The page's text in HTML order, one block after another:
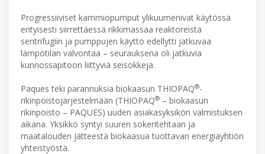
Progressiiviset kammiopumput ylikuumenivat käytössä
erityisesti siirrettäessä rikkimassaa reaktoreista
sentrifugiin ja pumppujen käyttö edellytti jatkuvaa
lämpötilan valvontaa – seurauksena oli jatkuvia
kunnossapitoon liittyviä seisokkeja.
Paques teki parannuksia biokaasun THIOPAQ®-
rikinpoistojärjestelmään (THIOPAQ® – biokaasun
rikinpoisto – PAQUES) uuden asiakasyksikön valmistuksen
aikana. Yksikkö syntyi suuren sokeritehtaan ja
maatalouden jätteestä biokaasua tuottavan energiayhtiön
yhteistyöstä.